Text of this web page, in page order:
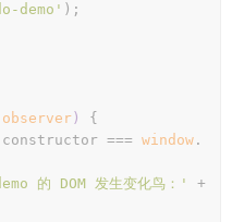
demo' );
) {
=== window .
的 DOM 发生变化鸟：'
+